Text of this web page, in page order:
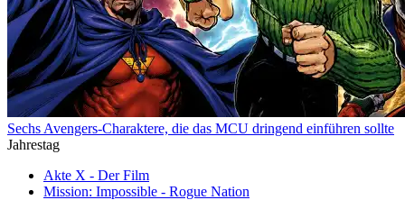
Sechs Avengers-Charaktere, die das MCU dringend einführen sollte
Jahrestag
Akte X - Der Film
Mission: Impossible - Rogue Nation